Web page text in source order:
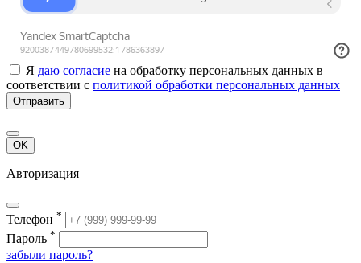
Я даю согласие на обработку персональных данных в
соответствии с политикой обработки персональных данных
Отправить
OK
Авторизация
Телефон *
Пароль *
забыли пароль?